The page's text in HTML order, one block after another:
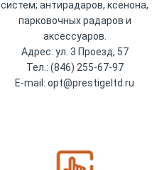
систем; антирадаров, ксенона,
парковочных радаров и
аксессуаров.
Адрес: ул. 3 Проезд, 57
Тел.: (846) 255-67-97
E-mail: opt@prestigeltd.ru